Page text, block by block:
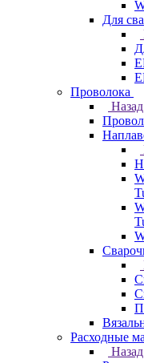
Для
Проволока
Назад
Расходные
Назад